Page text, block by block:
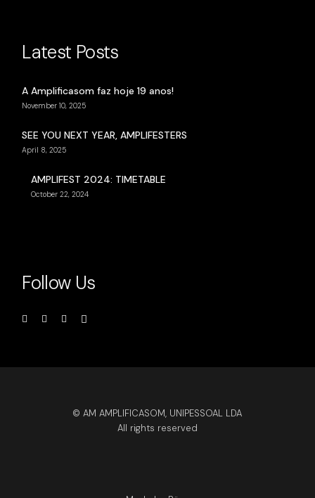
Latest Posts
A Amplificasom faz hoje 19 anos!
November 10, 2025
SEE YOU NEXT YEAR, AMPLIFESTERS
April 8, 2025
AMPLIFEST 2024: TIMETABLE
October 22, 2024
Follow Us
© AM AMPLIFICASOM, UNIPESSOAL LDA
All rights reserved